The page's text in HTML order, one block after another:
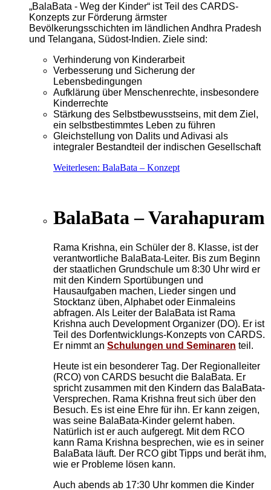
„BalaBata - Weg der Kinder“ ist Teil des CARDS-
Konzepts zur Förderung ärmster
Bevölkerungsschichten im ländlichen Andhra Pradesh
und Telangana, Südost-Indien. Ziele sind:
Verhinderung von Kinderarbeit
Verbesserung und Sicherung der
Lebensbedingungen
Aufklärung über Menschenrechte, insbesondere
Kinderrechte
Stärkung des Selbstbewusstseins, mit dem Ziel,
ein selbstbestimmtes Leben zu führen
Gleichstellung von Dalits und Adivasi als
integraler Bestandteil der indischen Gesellschaft
Weiterlesen: BalaBata – Konzept
BalaBata – Varahapuram
Rama Krishna, ein Schüler der 8. Klasse, ist der
verantwortliche BalaBata-Leiter. Bis zum Beginn
der staatlichen Grundschule um 8:30 Uhr wird er
mit den Kindern Sportübungen und
Hausaufgaben machen, Lieder singen und
Stocktanz üben, Alphabet oder Einmaleins
abfragen. Als Leiter der BalaBata ist Rama
Krishna auch Development Organizer (DO). Er ist
Teil des Dorfentwicklungs-Konzepts von CARDS.
Er nimmt an Schulungen und Seminaren teil.
Heute ist ein besonderer Tag. Der Regionalleiter
(RCO) von CARDS besucht die BalaBata. Er
spricht zusammen mit den Kindern das BalaBata-
Versprechen. Rama Krishna freut sich über den
Besuch. Es ist eine Ehre für ihn. Er kann zeigen,
was seine BalaBata-Kinder gelernt haben.
Natürlich ist er auch aufgeregt. Mit dem RCO
kann Rama Krishna besprechen, wie es in seiner
BalaBata läuft. Der RCO gibt Tipps und berät ihm,
wie er Probleme lösen kann.
Auch abends ab 17:30 Uhr kommen die Kinder